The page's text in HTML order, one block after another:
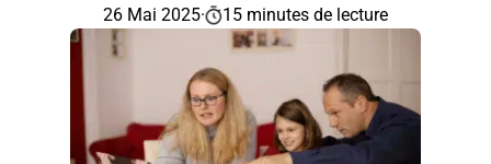
26 Mai 2025· 15 minutes de lecture